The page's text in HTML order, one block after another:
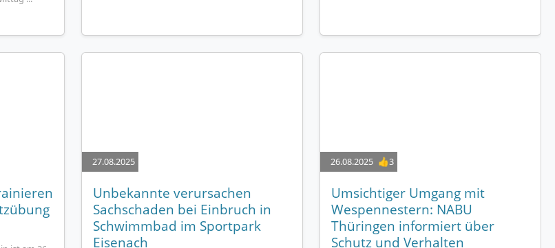
27.08.2025
Unbekannte verursachen
Sachschaden bei Einbruch in
Schwimmbad im Sportpark
Eisenach
26.08.2025 👍3
Umsichtiger Umgang mit
Wespennestern: NABU
Thüringen informiert über
Schutz und Verhalten